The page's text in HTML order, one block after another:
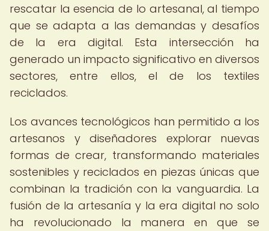
rescatar la esencia de lo artesanal, al tiempo
que se adapta a las demandas y desafíos
de la era digital. Esta intersección ha
generado un impacto significativo en diversos
sectores, entre ellos, el de los textiles
reciclados.
Los avances tecnológicos han permitido a los
artesanos y diseñadores explorar nuevas
formas de crear, transformando materiales
sostenibles y reciclados en piezas únicas que
combinan la tradición con la vanguardia. La
fusión de la artesanía y la era digital no solo
ha revolucionado la manera en que se